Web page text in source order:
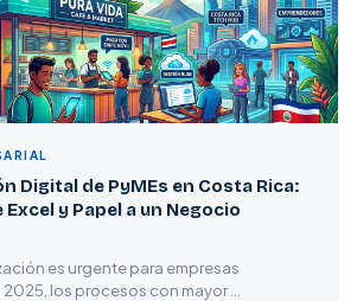
Digital de PyMEs en Costa Rica:
Excel y Papel a un Negocio
es urgente para empresas
los procesos con mayor …